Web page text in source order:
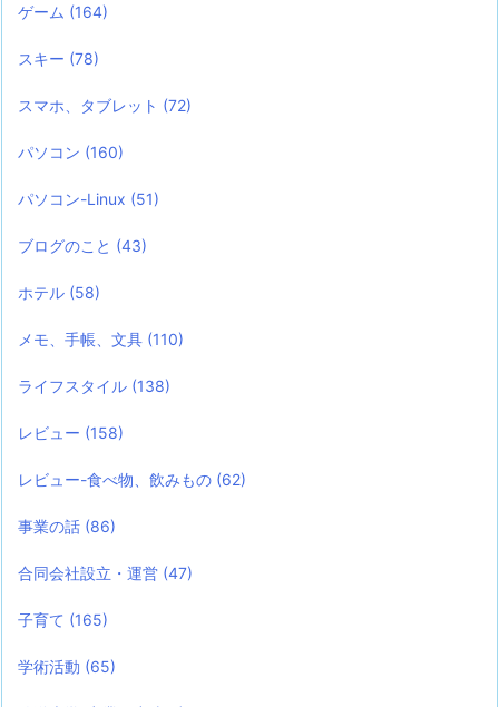
ゲーム (164)
スキー (78)
スマホ、タブレット (72)
パソコン (160)
パソコン-Linux (51)
ブログのこと (43)
ホテル (58)
メモ、手帳、文具 (110)
ライフスタイル (138)
レビュー (158)
レビュー-食べ物、飲みもの (62)
事業の話 (86)
合同会社設立・運営 (47)
子育て (165)
学術活動 (65)